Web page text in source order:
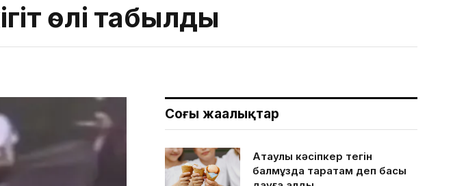
өлі табылды
Соңғы жаңалықтар
Ақтаулық кәсіпкер тегін
балмұздақ таратам деп басы